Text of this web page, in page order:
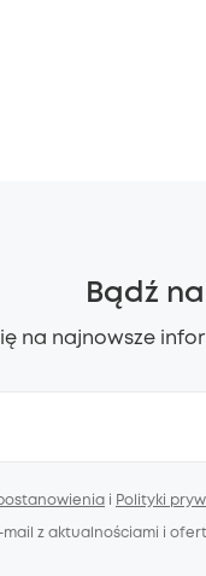
Bądź
na najnowsze
i Polityki
z aktualnościami i